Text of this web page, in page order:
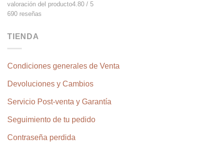
valoración del producto4.80 / 5
690 reseñas
TIENDA
Condiciones generales de Venta
Devoluciones y Cambios
Servicio Post-venta y Garantía
Seguimiento de tu pedido
Contraseña perdida